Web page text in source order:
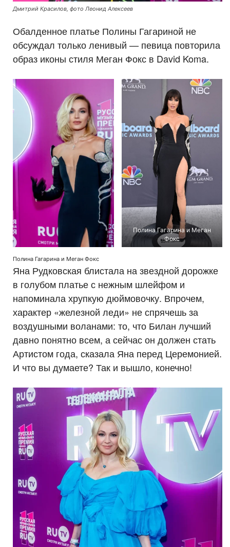
Дмитрий Красилов, фото Леонид Алексеев
Обалденное платье Полины Гагариной не
обсуждал только ленивый — певица повторила
образ иконы стиля Меган Фокс в David Koma.
Полина Гагарина и Меган
Фокс
Полина Гагарина и Меган Фокс
Яна Рудковская блистала на звездной дорожке
в голубом платье с нежным шлейфом и
напоминала хрупкую дюймовочку. Впрочем,
характер «железной леди» не спрячешь за
воздушными воланами: то, что Билан лучший
давно понятно всем, а сейчас он должен стать
Артистом года, сказала Яна перед Церемонией.
И что вы думаете? Так и вышло, конечно!